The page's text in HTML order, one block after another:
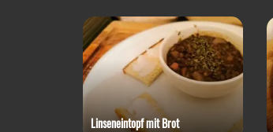
Ochsenschwanzsuppe "Lord
Wellington"